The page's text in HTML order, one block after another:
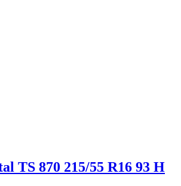
TS 870 215/55 R16 93 H